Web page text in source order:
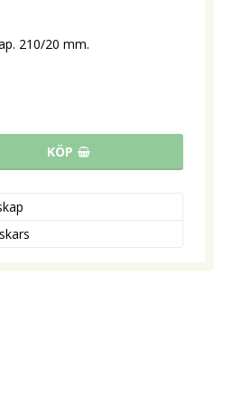
210/20 mm.
KÖP